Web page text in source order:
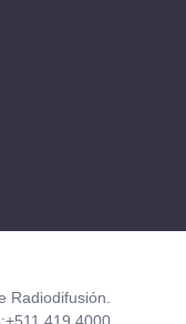
Radiodifusión.